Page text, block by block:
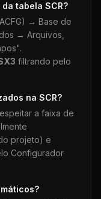
da tabela SCR?
→ Base de
→ Arquivos,
filtrando pelo
na SCR?
a faixa de
projeto) e
Configurador